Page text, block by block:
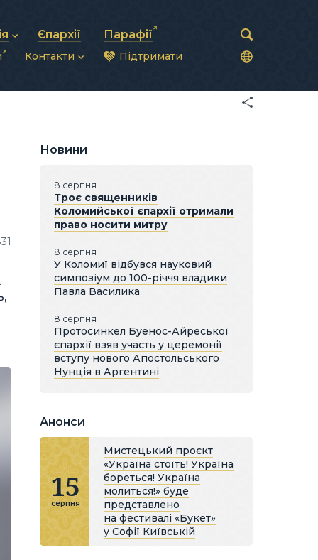
рада
та комунікації
Єпархії Парафії
Контакти
Синоди Єпископів
Патріарша курія
Підтримати
Новини
8 серпня
Троє священників
Коломийської єпархії отримали
право носити митру
8 серпня
У Коломиї відбувся науковий
симпозіум до 100-річчя владики
Павла Василика
8 серпня
Протосинкел Буенос-Айреської
єпархії взяв участь у церемонії
вступу нового Апостольського
Нунція в Аргентині
Анонси
15
серпня
Мистецький проєкт
«Україна стоїть! Україна
бореться! Україна
молиться!» буде
представлено
на фестивалі «Букет»
у Софії Київській